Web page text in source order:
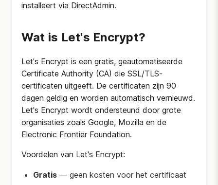
installeert via DirectAdmin.
Wat is Let's Encrypt?
Let's Encrypt is een gratis, geautomatiseerde
Certificate Authority (CA) die SSL/TLS-
certificaten uitgeeft. De certificaten zijn 90
dagen geldig en worden automatisch vernieuwd.
Let's Encrypt wordt ondersteund door grote
organisaties zoals Google, Mozilla en de
Electronic Frontier Foundation.
Voordelen van Let's Encrypt:
Gratis — geen kosten voor het certificaat